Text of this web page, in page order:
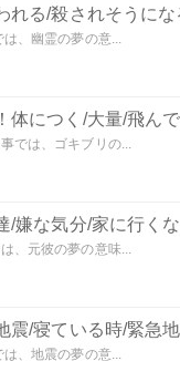
れる/殺されそうに
、幽霊の夢の意...
体につく/大量/飛ん
では、ゴキブリの...
/嫌な気分/家に行く
、元彼の夢の意味...
震/寝ている時/緊急
、地震の夢の意...